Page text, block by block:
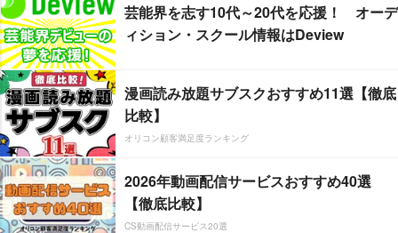
芸能界を志す10代～20代を応援！ オーデ
ィション・スクール情報はDeview
漫画読み放題サブスクおすすめ11選【徹底
比較】
オリコン顧客満足度ランキング
2026年動画配信サービスおすすめ40選
【徹底比較】
CS動画配信サービス20選